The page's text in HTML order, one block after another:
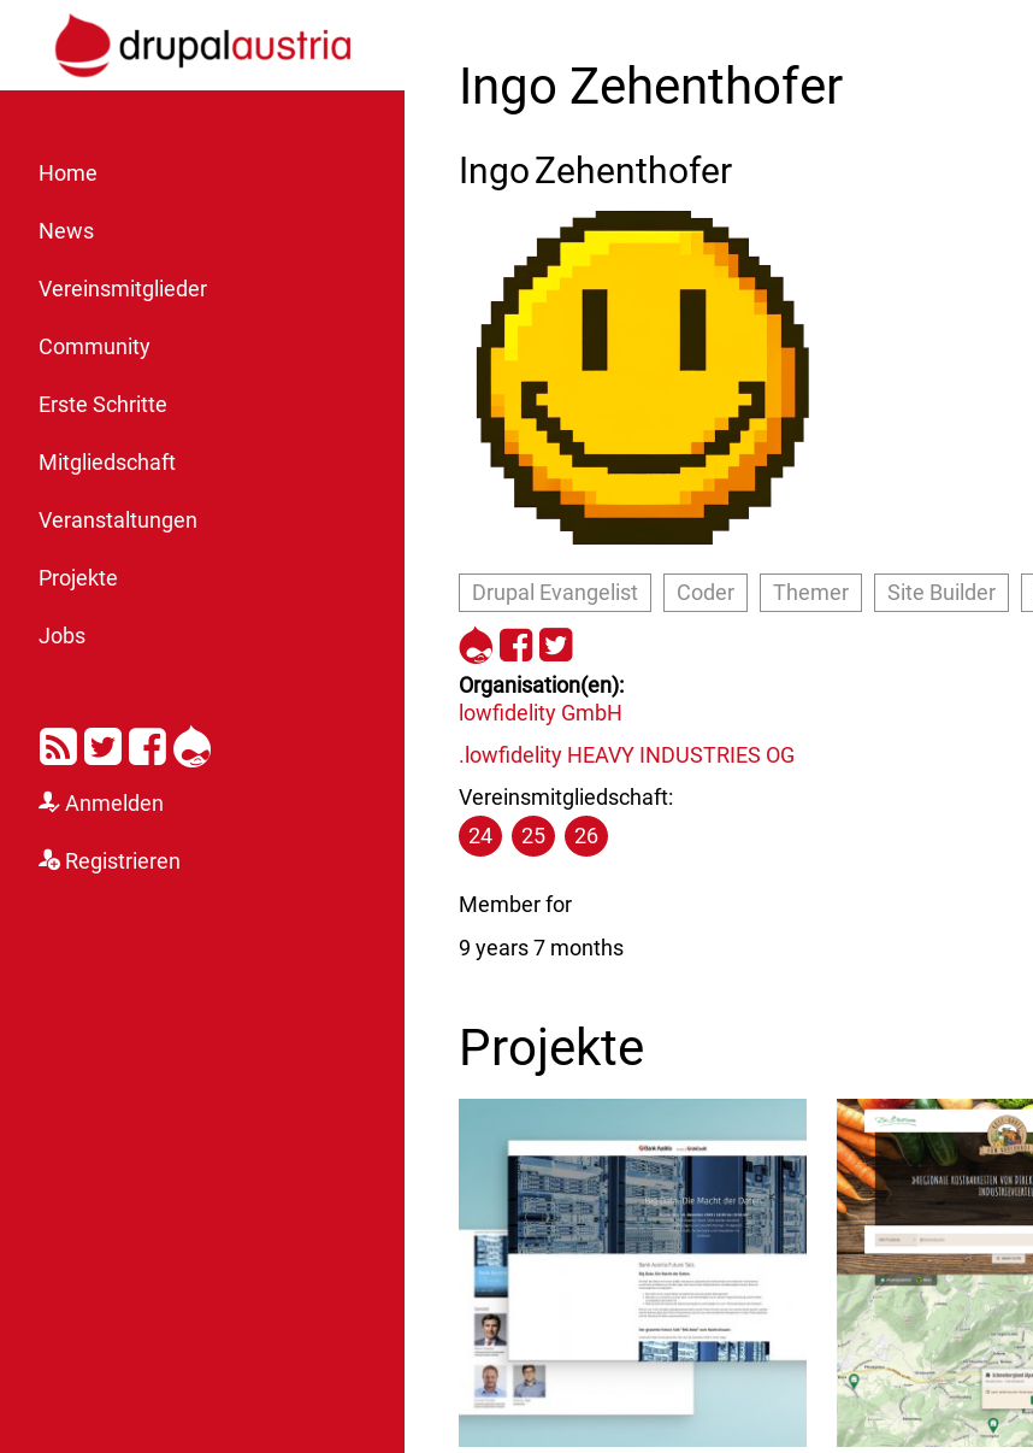
Home
News
Vereinsmitglieder
Community
Erste Schritte
Mitgliedschaft
Veranstaltungen
Projekte
Jobs
RSSTwitter
Facebook
Drupal
Anmelden
Registrieren
Ingo Zehenthofer
IngoZehenthofer
Drupal Evangelist Coder Themer Site Builder
https://www.drupal.org/u/
https://www.facebook.com/
https://twitter.com/_lofi
Organisation(en)
lowfidelity GmbH
.lowfidelity HEAVY INDUSTRIES OG
Vereinsmitgliedschaft:
24
25 26
Member for
9 years 7 months
Projekte